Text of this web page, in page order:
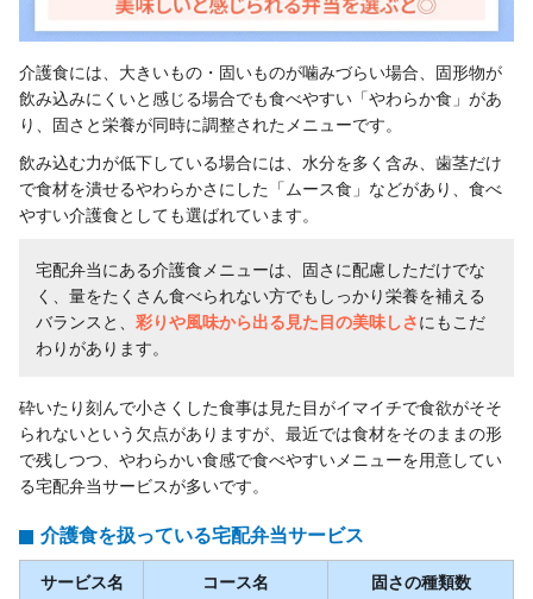
介護食には、大きいもの・固いものが噛みづらい場合、固形物が
飲み込みにくいと感じる場合でも食べやすい「やわらか食」があ
り、固さと栄養が同時に調整されたメニューです。
飲み込む力が低下している場合には、水分を多く含み、歯茎だけ
で食材を潰せるやわらかさにした「ムース食」などがあり、食べ
やすい介護食としても選ばれています。
宅配弁当にある介護食メニューは、固さに配慮しただけでな
く、量をたくさん食べられない方でもしっかり栄養を補える
バランスと、 彩りや風味から出る見た目の美味しさにもこだ
わりがあります。
砕いたり刻んで小さくした食事は見た目がイマイチで食欲がそそ
られないという欠点がありますが、最近では食材をそのままの形
で残しつつ、やわらかい食感で食べやすいメニューを用意してい
る宅配弁当サービスが多いです。
介護食を扱っている宅配弁当サービス
サービス名 コース名
固さの種類数